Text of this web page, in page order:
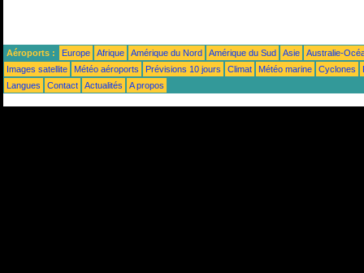
Aéroports : Europe Afrique Amérique du Nord Amérique du Sud Asie
Australie-
Images satellite
Météo aéroports Prévisions 10 jours Climat Météo marine Cyclones
Langues
Contact Actualités A propos